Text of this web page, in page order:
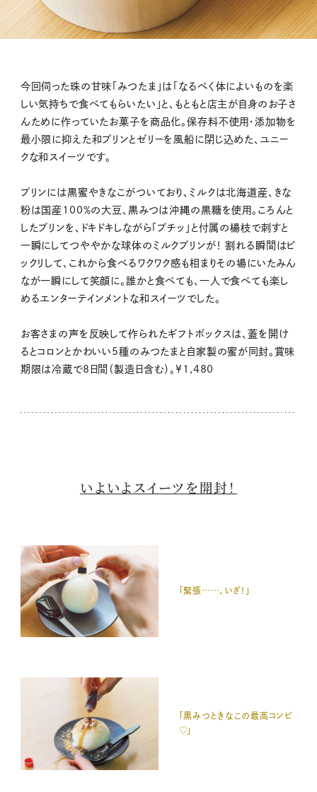
今回伺った珠の甘味「みつたま」は「なるべく体によいものを楽
しい気持ちで食べてもらいたい」と、もともと店主が自身のお子さ
んために作っていたお菓子を商品化。保存料不使用・添加物を
最小限に抑えた和プリンとゼリーを風船に閉じ込めた、ユニー
クな和スイーツです。
プリンには黒蜜やきなこがついており、ミルクは北海道産、きな
粉は国産100％の大豆、黒みつは沖縄の黒糖を使用。ころんと
したプリンを、ドキドキしながら「プチッ」と付属の楊枝で刺すと
一瞬にしてつややかな球体のミルクプリンが！ 割れる瞬間はビ
ックリして、これから食べるワクワク感も相まりその場にいたみん
なが一瞬にして笑顔に。誰かと食べても、一人で食べても楽し
めるエンターテインメントな和スイーツでした。
お客さまの声を反映して作られたギフトボックスは、蓋を開け
るとコロンとかわいい5種のみつたまと自家製の蜜が同封。賞味
期限は冷蔵で8日間（製造日含む）。¥1,480
いよいよスイーツを開封！
「緊張……、いざ！」
「黒みつときなこの最高コンビ
♡」